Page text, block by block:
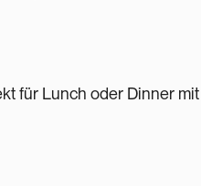
für Lunch oder Dinner mit